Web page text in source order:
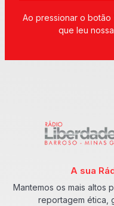
Ao pressionar o
que leu
A sua
Mantemos os mais altos
reportagem ética,